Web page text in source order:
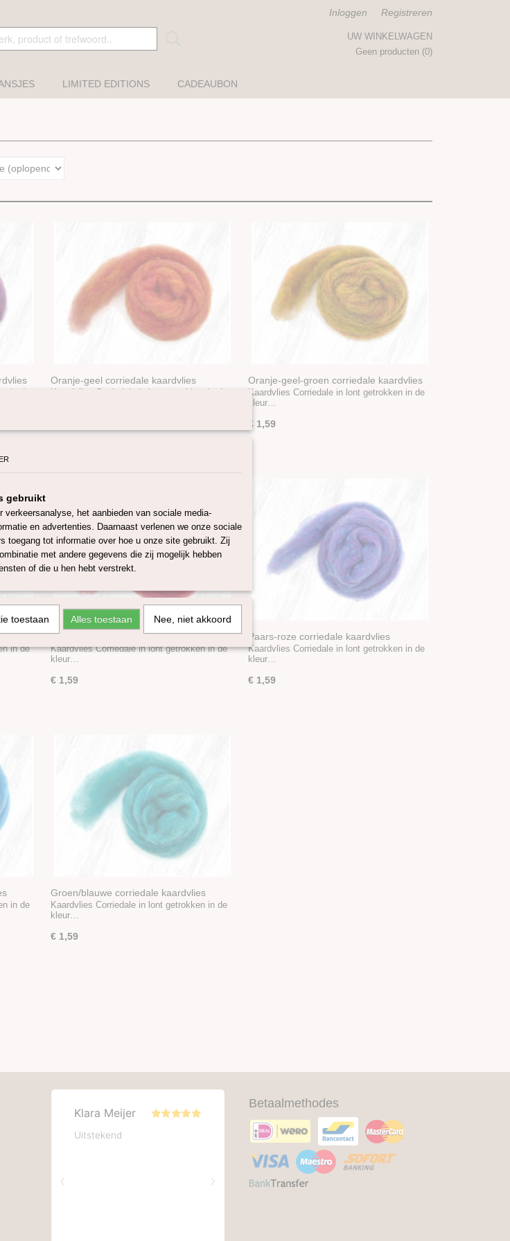
Inloggen Registreren
UW WINKELWAGEN
Geen producten (0)
LIMITED EDITIONS CADEAUBON
in de
Oranje-geel corriedale kaardvlies
gemêleerd Peach Melba
Kaardvlies Corriedale in lont getrokken in de
Oranje-geel-groen corriedale kaardvlies
gemêleerd Fruit Salad
Kaardvlies Corriedale in lont getrokken in de
kleur…
€ 1,59
in de
Rood-paars-oranje corriedale kaardvlies
gemêleerd Sour Cherry
Kaardvlies Corriedale in lont getrokken in de
kleur…
€ 1,59
Paars-roze corriedale kaardvlies
gemêleerd Parma Violet
Kaardvlies Corriedale in lont getrokken in de
kleur…
€ 1,59
in de
Groen/blauwe corriedale kaardvlies
gemêleerd Bubblegum
Kaardvlies Corriedale in lont getrokken in de
kleur…
€ 1,59
Betaalmethodes
gebruikt
verkeersanalyse, het aanbieden van sociale media-
en advertenties. Daarnaast verlenen we onze sociale
toegang tot informatie over hoe u onze site gebruikt. Zij
met andere gegevens die zij mogelijk hebben
of die u hen hebt verstrekt.
toestaan Alles toestaan Nee, niet akkoord